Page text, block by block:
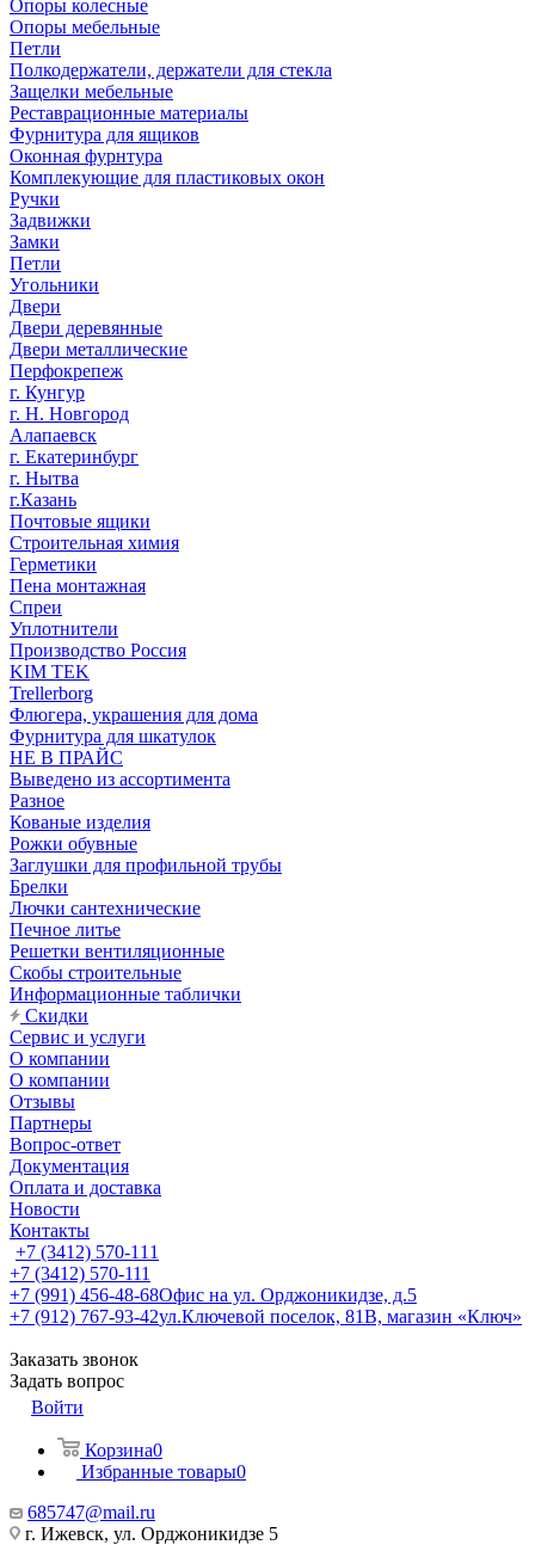
Опоры колесные
Опоры мебельные
Петли
Полкодержатели, держатели для стекла
Защелки мебельные
Реставрационные материалы
Фурнитура для ящиков
Оконная фурнтура
Комплекующие для пластиковых окон
Ручки
Задвижки
Замки
Петли
Угольники
Двери
Двери деревянные
Двери металлические
Перфокрепеж
г. Кунгур
г. Н. Новгород
Алапаевск
г. Екатеринбург
г. Нытва
г.Казань
Почтовые ящики
Строительная химия
Герметики
Пена монтажная
Спреи
Уплотнители
Производство Россия
KIM TEK
Trellerborg
Флюгера, украшения для дома
Фурнитура для шкатулок
НЕ В ПРАЙС
Выведено из ассортимента
Разное
Кованые изделия
Рожки обувные
Заглушки для профильной трубы
Брелки
Лючки сантехнические
Печное литье
Решетки вентиляционные
Скобы строительные
Информационные таблички
Скидки
Сервис и услуги
О компании
О компании
Отзывы
Партнеры
Вопрос-ответ
Документация
Оплата и доставка
Новости
Контакты
+7 (3412) 570-111
+7 (3412) 570-111
+7 (991) 456-48-68Офис на ул. Орджоникидзе, д.5
+7 (912) 767-93-42ул.Ключевой поселок, 81В, магазин «Ключ»
Заказать звонок
Задать вопрос
Войти
Корзина0
Избранные товары0
685747@mail.ru
г. Ижевск, ул. Орджоникидзе 5